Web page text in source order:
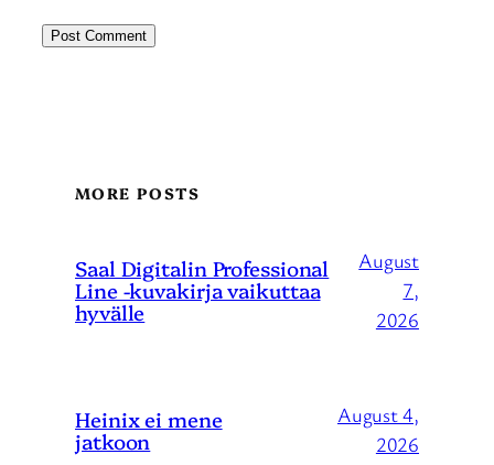
MORE POSTS
Saal Digitalin Professional
Line -kuvakirja vaikuttaa
hyvälle
August
7,
2026
Heinix ei mene
jatkoon
August 4,
2026